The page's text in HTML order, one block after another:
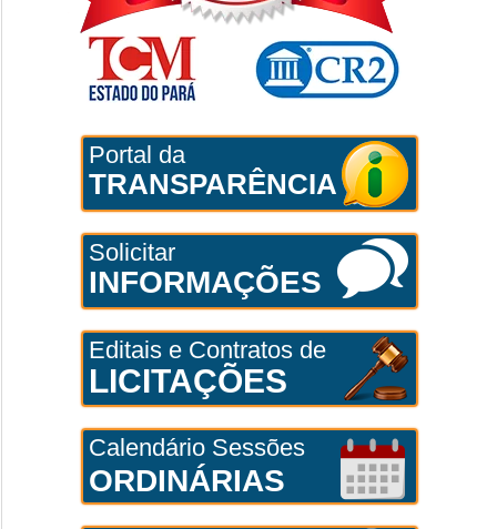
Portal da
TRANSPARÊNCIA
Solicitar
INFORMAÇÕES
Editais e Contratos de
LICITAÇÕES
Calendário Sessões
ORDINÁRIAS